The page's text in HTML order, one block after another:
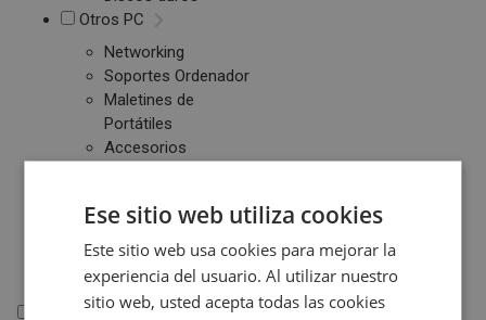
Otros PC
Networking
Soportes Ordenador
Maletines de
Portátiles
Accesorios
Fundas Tablets
Cargadores /
Baterías
Electrónica
Ese sitio web utiliza cookies
Este sitio web usa cookies para mejorar la
experiencia del usuario. Al utilizar nuestro
sitio web, usted acepta todas las cookies